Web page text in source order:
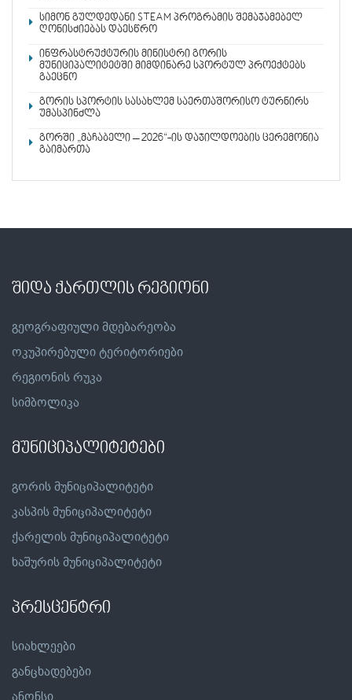
სიმონ გულდედანი STEAM პროგრამის შემაჯამებელ
ღონისძიებას დაესწრო
ინფრასტრუქტურის მინისტრი გორის
მუნიციპალიტეტში მიმდინარე სპორტულ პროექტებს
გაეცნო
გორის სპორტის სასახლემ საერთაშორისო ტურნირს
უმასპინძლა
გორში „მაჩაბელი – 2026“-ის დაჯილდოების ცერემონია
გაიმართა
შიდა ქართლის რეგიონი
გეოგრაფიული მდებარეობა
ოკუპირებული ტერიტორიები
რეგიონის რუკა
სიმბოლიკა
მუნიციპალიტეტები
გორის მუნიციპალიტეტი
კასპის მუნიციპალიტეტი
ქარელის მუნიციპალიტეტი
ხაშურის მუნიციპალიტეტი
პრესცენტრი
სიახლეები
განცხადებები